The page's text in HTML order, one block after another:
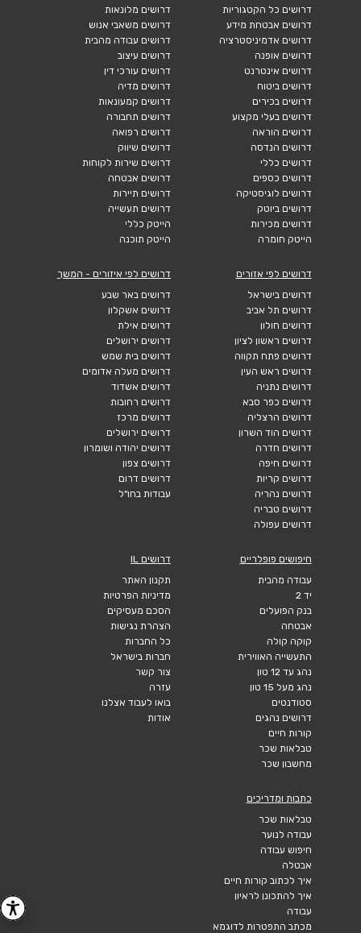
דרושים כל הקטגוריות
דרושים אבטחת מידע
דרושים אדמיניסטרציה
דרושים אופנה
דרושים אינטרנט
דרושים ביטוח
דרושים בכירים
דרושים בעלי מקצוע
דרושים הוראה
דרושים הנדסה
דרושים כללי
דרושים כספים
דרושים לוגיסטיקה
דרושים ביוטק
דרושים מכירות
הייטק חומרה
דרושים מלונאות
דרושים משאבי אנוש
דרושים עבודה מהבית
דרושים עיצוב
דרושים עורכי דין
דרושים מדיה
דרושים קמעונאות
דרושים תחבורה
דרושים רפואה
דרושים שיווק
דרושים שירות לקוחות
דרושים אבטחה
דרושים תיירות
דרושים תעשייה
הייטק כללי
הייטק תוכנה
דרושים לפי אזורים
דרושים בישראל
דרושים תל אביב
דרושים חולון
דרושים ראשון לציון
דרושים פתח תקווה
דרושים ראש העין
דרושים נתניה
דרושים כפר סבא
דרושים הרצליה
דרושים הוד השרון
דרושים חדרה
דרושים חיפה
דרושים קריות
דרושים נהריה
דרושים טבריה
דרושים עפולה
דרושים לפי איזורים - המשך
דרושים באר שבע
דרושים אשקלון
דרושים אילת
דרושים ירושלים
דרושים בית שמש
דרושים מעלה אדומים
דרושים אשדוד
דרושים רחובות
דרושים מרכז
דרושים ירושלים
דרושים יהודה ושומרון
דרושים צפון
דרושים דרום
עבודות בחו"ל
חיפושים פופלריים
עבודה מהבית
יד 2
בנק הפועלים
אבטחה
קוקה קולה
התעשייה האווירית
נהג עד 12 טון
נהג מעל 15 טון
סטודנטים
דרושים נהגים
קורות חיים
טבלאות שכר
מחשבון שכר
דרושים IL
תקנון האתר
מדיניות הפרטיות
הסכם מעסיקים
הצהרת נגישות
כל החברות
חברות בישראל
צור קשר
עזרה
בואו לעבוד אצלנו
אודות
כתבות ומדריכים
טבלאות שכר
עבודה לנוער
חיפוש עבודה
אבטלה
איך לכתוב קורות חיים
איך להתכונן לראיון
עבודה
מכתב התפטרות לדוגמא